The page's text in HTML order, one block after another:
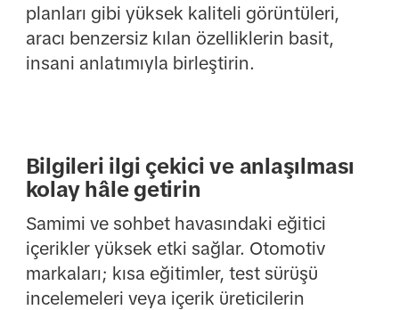
planları gibi yüksek kaliteli görüntüleri,
aracı benzersiz kılan özelliklerin basit,
insani anlatımıyla birleştirin.
Bilgileri ilgi çekici ve anlaşılması
kolay hâle getirin
Samimi ve sohbet havasındaki eğitici
içerikler yüksek etki sağlar. Otomotiv
markaları; kısa eğitimler, test sürüşü
incelemeleri veya içerik üreticilerin